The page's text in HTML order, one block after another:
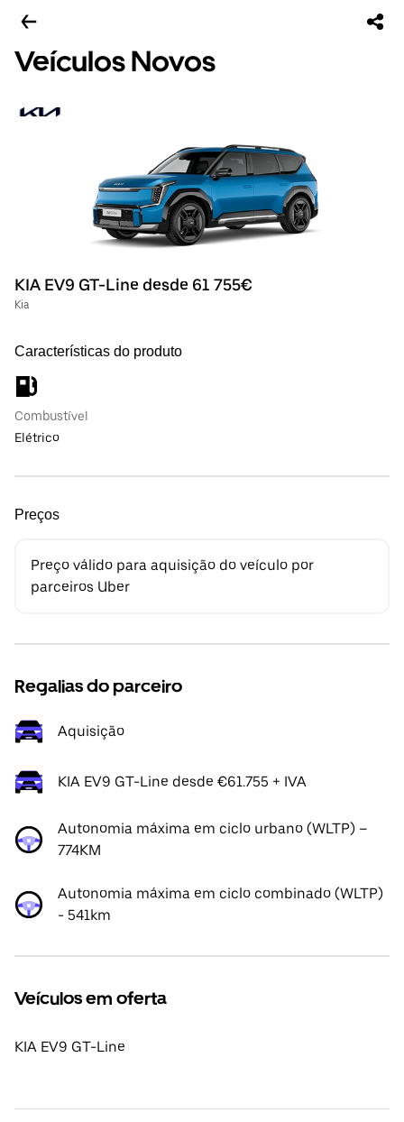
Veículos Novos
KIA EV9 GT-Line desde 61 755€
Kia
Características do produto
Combustível
Elétrico
Preços
Preço válido para aquisição do veículo por
parceiros Uber
Regalias do parceiro
Aquisição
KIA EV9 GT-Line desde €61.755 + IVA
Autonomia máxima em ciclo urbano (WLTP) –
774KM
Autonomia máxima em ciclo combinado (WLTP)
- 541km
Veículos em oferta
KIA EV9 GT-Line